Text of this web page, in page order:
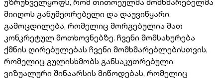
მიიღოს განუმეორებელი და დაუვიწყარი
გამოცდილება, რომელიც მორგებულია მათ
კონკრეტულ მოთხოვნებზე. ჩვენი მომსახურება
ქმნის ღირებულებას ჩვენი მომხმარებლებისთვის,
რომელიც გულისხმობს განსაკუთრებული
ვიზუალური შინაარსის მიწოდებას, რომელიც